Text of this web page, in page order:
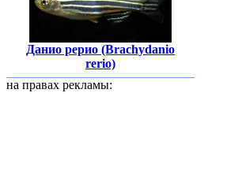
Данио рерио (Brachydanio
rerio)
на правах рекламы: